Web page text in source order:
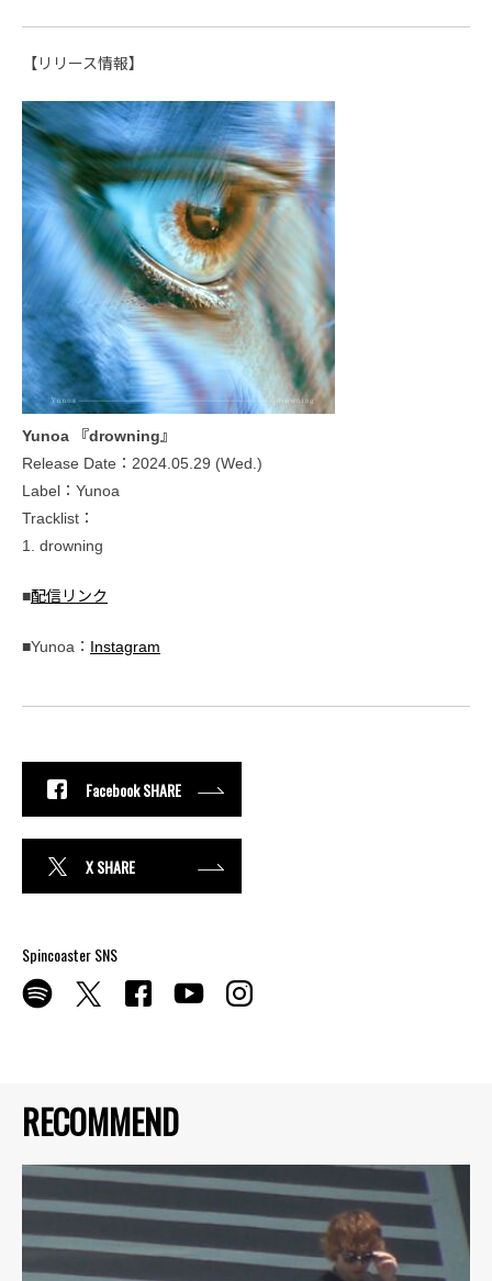
RECOMMEND
【リリース情報】
Yunoa 『drowning』
Release Date：2024.05.29 (Wed.)
Label：Yunoa
Tracklist：
1. drowning
■配信リンク
■Yunoa： Instagram
Facebook SHARE
X SHARE
Spincoaster SNS